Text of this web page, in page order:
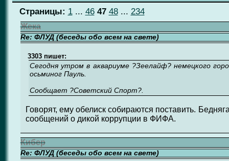
Страницы: 1... 46 47 48... 234
Жека
Re: ФЛУД (беседы обо всем на свете)
3303 пишет:
Сегодня утром в аквариуме ?Зеелайф? немецкого
осьминог Пауль.
Cообщает ?Советский Спорт?.
Говорят, ему обелиск собираются поставить.
сообщений о дикой коррупции в ФИФА.
Кибер
Re: ФЛУД (беседы обо всем на свете)